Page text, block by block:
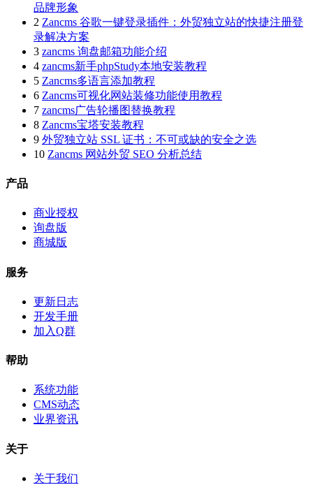
品牌形象
2 Zancms 谷歌一键登录插件：外贸独立站的快捷注册登
录解决方案
3 zancms 询盘邮箱功能介绍
4 zancms新手phpStudy本地安装教程
5 Zancms多语言添加教程
6 Zancms可视化网站装修功能使用教程
7 zancms广告轮播图替换教程
8 Zancms宝塔安装教程
9 外贸独立站 SSL 证书：不可或缺的安全之选
10 Zancms 网站外贸 SEO 分析总结
产品
商业授权
询盘版
商城版
服务
更新日志
开发手册
加入Q群
帮助
系统功能
CMS动态
业界资讯
关于
关于我们